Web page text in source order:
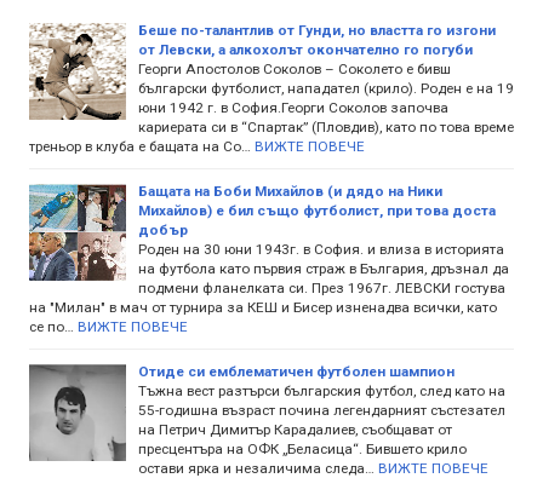
Беше по-талантлив от Гунди, но властта го изгони
от Левски, а алкохолът окончателно го погуби
Георги Апостолов Соколов – Соколето е бивш
български футболист, нападател (крило). Роден е на 19
юни 1942 г. в София.Георги Соколов започва
кариерата си в “Спартак” (Пловдив), като по това време
треньор в клуба е бащата на Со…
ВИЖТЕ ПОВЕЧЕ
Бащата на Боби Михайлов (и дядо на Ники
Михайлов) е бил също футболист, при това доста
добър
Роден на 30 юни 1943г. в София. и влиза в историята
на футбола като първия страж в България, дръзнал да
подмени фланелката си. През 1967г. ЛЕВСКИ гостува
на "Милан" в мач от турнира за КЕШ и Бисер изненадва всички, като
се по…
ВИЖТЕ ПОВЕЧЕ
Отиде си емблематичен футболен шампион
Тъжна вест разтърси българския футбол, след като на
55-годишна възраст почина легендарният състезател
на Петрич Димитър Карадалиев, съобщават от
пресцентъра на ОФК „Беласица“. Бившето крило
остави ярка и незаличима следа…
ВИЖТЕ ПОВЕЧЕ